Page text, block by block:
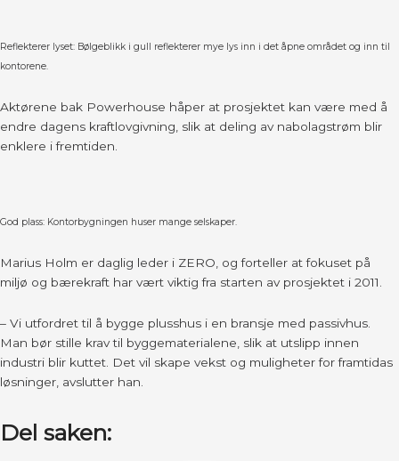
Reflekterer lyset: Bølgeblikk i gull reflekterer mye lys inn i det åpne området og inn til
kontorene.
Aktørene bak Powerhouse håper at prosjektet kan være med å
endre dagens kraftlovgivning, slik at deling av nabolagstrøm blir
enklere i fremtiden.
God plass: Kontorbygningen huser mange selskaper.
Marius Holm er daglig leder i ZERO, og forteller at fokuset på
miljø og bærekraft har vært viktig fra starten av prosjektet i 2011.
– Vi utfordret til å bygge plusshus i en bransje med passivhus.
Man bør stille krav til byggematerialene, slik at utslipp innen
industri blir kuttet. Det vil skape vekst og muligheter for framtidas
løsninger, avslutter han.
Del saken: